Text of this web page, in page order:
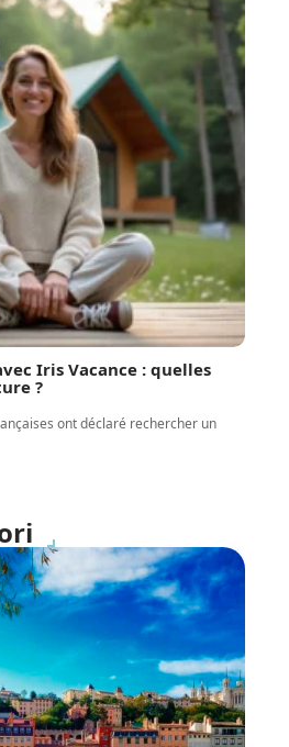
Iris Vacance : quelles
?
ont déclaré rechercher un